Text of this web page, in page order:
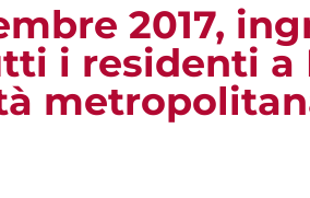
2017,
i residenti a